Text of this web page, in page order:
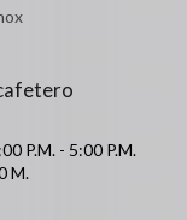
P.M. - 5:00 P.M.
M.